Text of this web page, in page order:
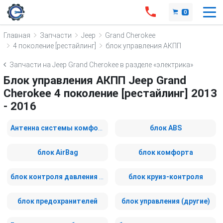
0
Главная Запчасти Jeep
Grand Cherokee
4 поколение [рестайлинг]
блок управления АКПП
Запчасти на Jeep Grand Cherokee в разделе «электрика»
Блок управления АКПП Jeep Grand
Cherokee 4 поколение [рестайлинг] 2013
- 2016
блок ABS
блок AirBag блок комфорта
блок круиз-контроля
блок предохранителей блок управления (другие)